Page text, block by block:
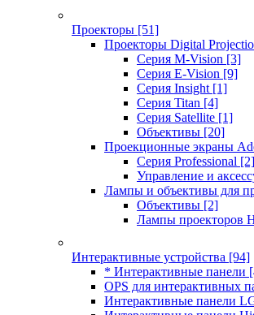
Проекторы [51]
Проекторы Digital
Серия M-Vision [3]
Серия E-Vision [9]
Серия Insight [1]
Серия Titan [4]
Серия Satellite [1]
Объективы [20]
Проекционные экраны
Серия Professional [2]
Управление и
Лампы и объективы для
Объективы [2]
Лампы проекторов
Интерактивные устройства [94]
* Интерактивные панели
OPS для интерактивных
Интерактивные панели